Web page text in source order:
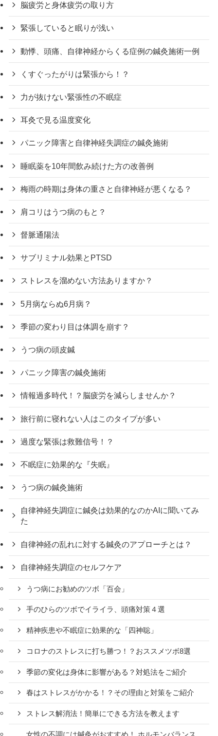
脳疲労と身体疲労の取り方
緊張していると眠りが浅い
動悸、頭痛、自律神経からくる症例の鍼灸施術一例
くすぐったがりは緊張から！？
力が抜けない緊張性の不眠症
耳灸で見る温度変化
パニック障害と自律神経失調症の鍼灸施術
睡眠薬を10年間飲み続けた方の改善例
梅雨の時期は身体の重さと自律神経が悪くなる？
肩コリはうつ病のもと？
督脈通陽法
サブリミナル効果とPTSD
ストレスを溜めない方法ありますか？
5月病ならぬ6月病？
季節の変わり目は体調を崩す？
うつ病の頭皮鍼
パニック障害の鍼灸施術
情報過多時代！？脳疲労を減らしませんか？
旅行前に寝れない人はこのタイプが多い
過度な緊張は救難信号！？
不眠症に効果的な『失眠』
うつ病の鍼灸施術
自律神経失調症に鍼灸は効果的なのかAIに聞いてみ
た
自律神経の乱れに対する鍼灸のアプローチとは？
自律神経失調症のセルフケア
うつ病にお勧めのツボ「百会」
手のひらのツボでイライラ、頭痛対策４選
精神疾患や不眠症に効果的な「四神聡」
コロナのストレスに打ち勝つ！？おススメツボ8選
季節の変化は身体に影響がある？対処法をご紹介
春はストレスがかかる！？その理由と対策をご紹介
ストレス解消法！簡単にできる方法を教えます